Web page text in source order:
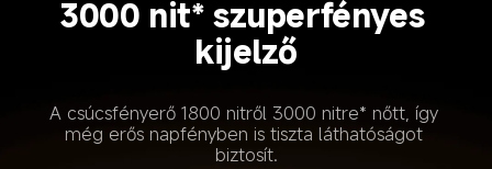
3000 nit* szuperfényes
kijelző
A csúcsfényerő 1800 nitről 3000 nitre* nőtt, így
még erős napfényben is tiszta láthatóságot
biztosít.